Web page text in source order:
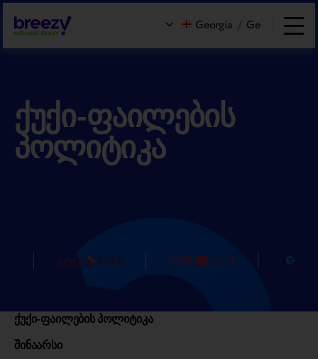
Georgia / Ge
ქუქი-ფაილების
პოლიტიკა
ქუქი-ფაილების პოლიტიკა
შინაარსი